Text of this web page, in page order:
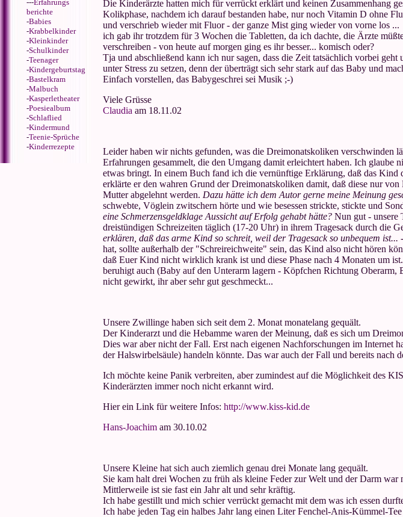
---Erfahrungs
berichte
-Babies
-Krabbelkinder
-Kleinkinder
-Schulkinder
-Teenager
-Kindergeburtstag
-Bastelkram
-Malbuch
-Kasperletheater
-Poesiealbum
-Schlaflied
-Kindermund
-Teenie-Sprüche
-Kinderrezepte
Die Kinderärzte hatten mich für verrückt erklärt und keinen Zusammenhang
Kolikphase, nachdem ich darauf bestanden habe, nur noch Vitamin D ohne
und verschrieb wieder mit Fluor - der ganze Mist ging wieder von vorne los ...
ich gab ihr trotzdem für 3 Wochen die Tabletten, da ich dachte, die Ärzte
verschreiben - von heute auf morgen ging es ihr besser... komisch oder?
Tja und abschließend kann ich nur sagen, dass die Zeit tatsächlich vorbei
unter Stress zu setzen, denn der überträgt sich sehr stark auf das Baby und
Einfach vorstellen, das Babygeschrei sei Musik ;-)
Viele Grüsse
Claudia am 18.11.02
Leider haben wir nichts gefunden, was die Dreimonatskoliken verschwinden
Erfahrungen gesammelt, die den Umgang damit erleichtert haben. Ich
etwas bringt. In einem Buch fand ich die vernünftige Erklärung, daß das
erklärte er den wahren Grund der Dreimonatskoliken damit, daß diese nur
Mutter abgelehnt werden. Dazu hätte ich dem Autor gerne meine Meinung
schwebte, Vöglein zwitschern hörte und wie besessen strickte, stickte und
eine Schmerzensgeldklage Aussicht auf Erfolg gehabt hätte? Nun gut - unsere
dreistündigen Schreizeiten täglich (17-20 Uhr) in ihrem Tragesack durch die
erklären, daß das arme Kind so schreit, weil der Tragesack so unbequem ist...
hat, sollte außerhalb der "Schreireichweite" sein, das Kind also nicht hören
daß Euer Kind nicht wirklich krank ist und diese Phase nach 4 Monaten um
beruhigt auch (Baby auf den Unterarm lagern - Köpfchen Richtung
nicht gewirkt, ihr aber sehr gut geschmeckt...
Unsere Zwillinge haben sich seit dem 2. Monat monatelang gequält.
Der Kinderarzt und die Hebamme waren der Meinung, daß es sich um
Dies war aber nicht der Fall. Erst nach eigenen Nachforschungen im Internet
der Halswirbelsäule) handeln könnte. Das war auch der Fall und bereits nach
Ich möchte keine Panik verbreiten, aber zumindest auf die Möglichkeit des
Kinderärzten immer noch nicht erkannt wird.
Hier ein Link für weitere Infos: http://www.kiss-kid.de
Hans-Joachim am 30.10.02
Unsere Kleine hat sich auch ziemlich genau drei Monate lang gequält.
Sie kam halt drei Wochen zu früh als kleine Feder zur Welt und der Darm
Mittlerweile ist sie fast ein Jahr alt und sehr kräftig.
Ich habe gestillt und mich schier verrückt gemacht mit dem was ich essen
Ich habe jeden Tag ein halbes Jahr lang einen Liter Fenchel-Anis-Kümmel-